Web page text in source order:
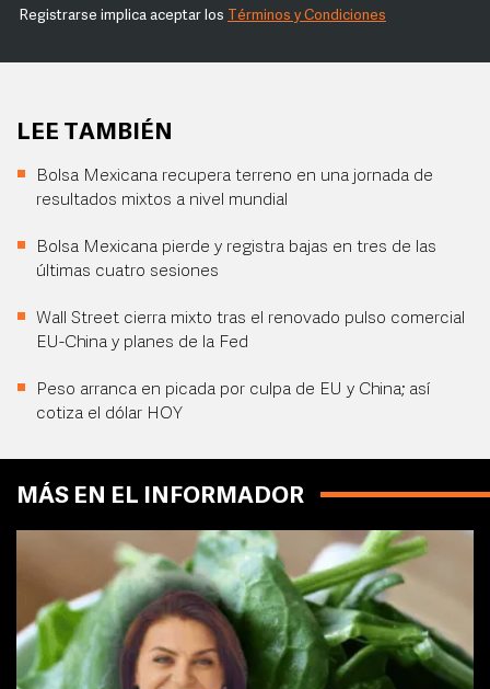
Registrarse implica aceptar los Términos y Condiciones
LEE TAMBIÉN
Bolsa Mexicana recupera terreno en una jornada de
resultados mixtos a nivel mundial
Bolsa Mexicana pierde y registra bajas en tres de las
últimas cuatro sesiones
Wall Street cierra mixto tras el renovado pulso comercial
EU-China y planes de la Fed
Peso arranca en picada por culpa de EU y China; así
cotiza el dólar HOY
MÁS EN EL INFORMADOR